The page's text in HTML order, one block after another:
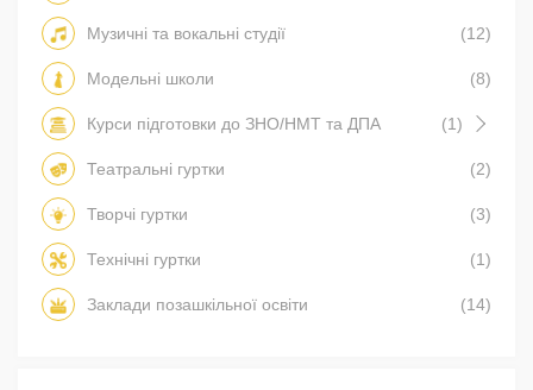
Музичні та вокальні студії (12)
Модельні школи (8)
Курси підготовки до ЗНО/НМТ та ДПА (1)
Театральні гуртки (2)
Творчі гуртки (3)
Технічні гуртки (1)
Заклади позашкільної освіти (14)